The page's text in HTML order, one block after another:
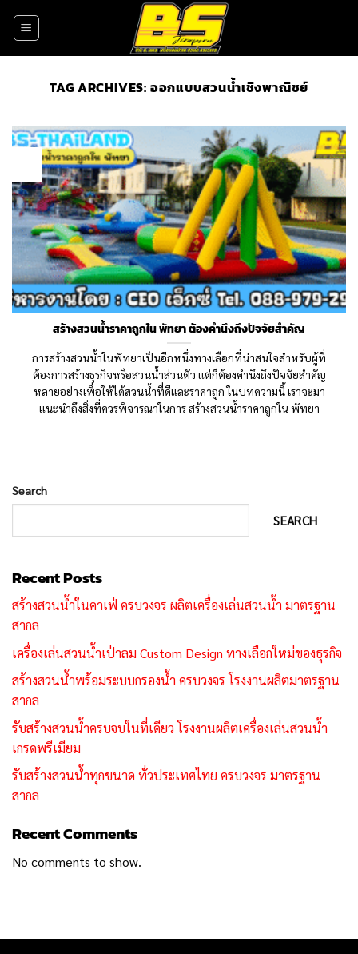
TAG ARCHIVES: ออกแบบสวนน้ำเชิงพาณิชย์
สร้างสวนน้ำราคาถูกใน พัทยา ต้องคำนึงถึงปัจจัยสำคัญ
การสร้างสวนน้ำในพัทยาเป็นอีกหนึ่งทางเลือกที่น่าสนใจสำหรับผู้ที่
ต้องการสร้างธุรกิจหรือสวนน้ำส่วนตัว แต่ก็ต้องคำนึงถึงปัจจัยสำคัญ
หลายอย่างเพื่อให้ได้สวนน้ำที่ดีและราคาถูก ในบทความนี้ เราจะมา
แนะนำถึงสิ่งที่ควรพิจารณาในการ สร้างสวนน้ำราคาถูกใน พัทยา
Search
SEARCH
Recent Posts
สร้างสวนน้ำในคาเฟ่ ครบวงจร ผลิตเครื่องเล่นสวนน้ำ มาตรฐาน
สากล
เครื่องเล่นสวนน้ำเป่าลม Custom Design ทางเลือกใหม่ของธุรกิจ
สร้างสวนน้ำพร้อมระบบกรองน้ำ ครบวงจร โรงงานผลิตมาตรฐาน
สากล
รับสร้างสวนน้ำครบจบในที่เดียว โรงงานผลิตเครื่องเล่นสวนน้ำ
เกรดพรีเมียม
รับสร้างสวนน้ำทุกขนาด ทั่วประเทศไทย ครบวงจร มาตรฐาน
สากล
Recent Comments
No comments to show.